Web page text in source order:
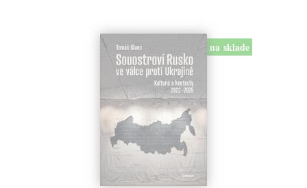
na sklade